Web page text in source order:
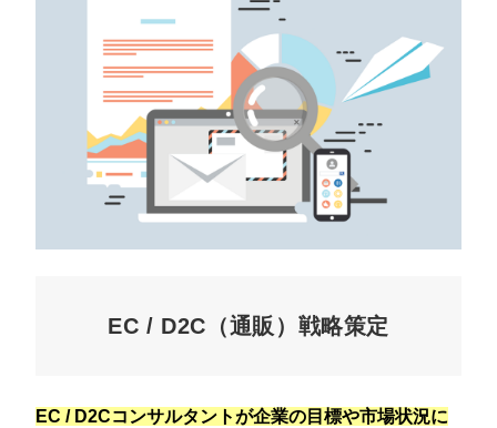
EC / D2C（通販）戦略策定
EC / D2Cコンサルタントが企業の目標や市場状況に